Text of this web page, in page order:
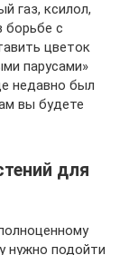
газ, ксилол,
борьбе с
цветок
парусами»
недавно был
вы будете
для
нужно подойти